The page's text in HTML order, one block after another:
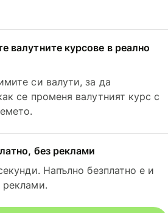
валутните курсове в реално
си валути, за да
се променя валутният курс с
без реклами
Напълно безплатно е и